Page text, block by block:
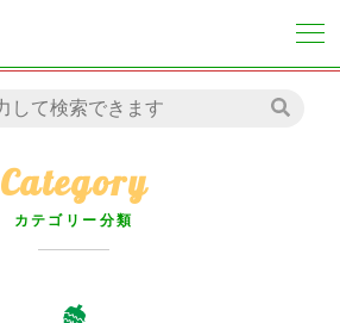
Category
カテゴリー分類